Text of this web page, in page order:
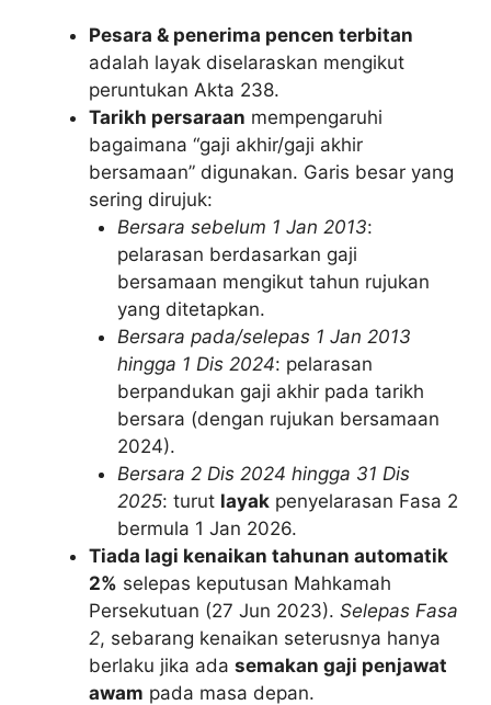
Pesara & penerima pencen terbitan
adalah layak diselaraskan mengikut
peruntukan Akta 238.
Tarikh persaraan mempengaruhi
bagaimana “gaji akhir/gaji akhir
bersamaan” digunakan. Garis besar yang
sering dirujuk:
Bersara sebelum 1 Jan 2013:
pelarasan berdasarkan gaji
bersamaan mengikut tahun rujukan
yang ditetapkan.
Bersara pada/selepas 1 Jan 2013
hingga 1 Dis 2024: pelarasan
berpandukan gaji akhir pada tarikh
bersara (dengan rujukan bersamaan
2024).
Bersara 2 Dis 2024 hingga 31 Dis
2025: turut layakpenyelarasan Fasa 2
bermula 1 Jan 2026.
Tiada lagi kenaikan tahunan automatik
2% selepas keputusan Mahkamah
Persekutuan (27 Jun 2023). Selepas Fasa
2, sebarang kenaikan seterusnya hanya
berlaku jika ada semakan gaji penjawat
awam pada masa depan.